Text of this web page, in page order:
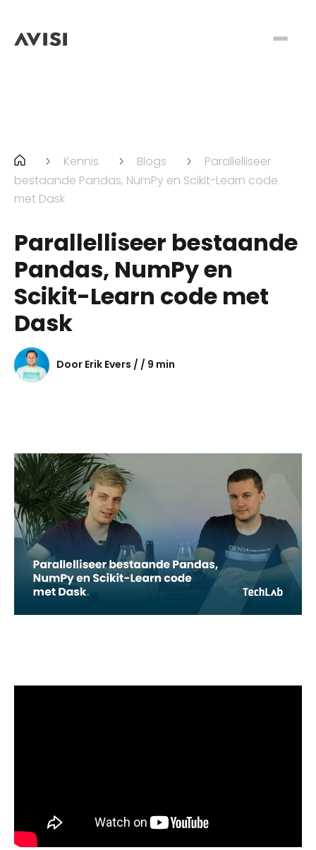
Kennis Blogs
Parallelliseer
bestaande Pandas, NumPy en Scikit-Learn code
met Dask
Parallelliseer bestaande
Pandas, NumPy en
Scikit-Learn code met
Dask
Door Erik Evers / / 9 min